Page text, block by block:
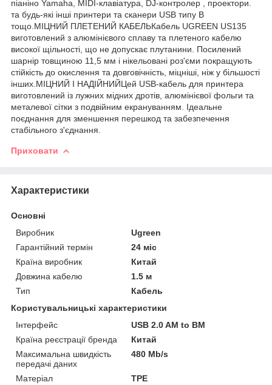
піаніно Yamaha, MIDI-клавіатура, DJ-контролер , проектори.
та будь-які інші принтери та сканери USB типу B
тощо.МІЦНИЙ ПЛЕТЕНИЙ КАБЕЛЬКабель UGREEN US135
виготовлений з алюмінієвого сплаву та плетеного кабелю
високої щільності, що не допускає плутанини. Посилений
шарнір товщиною 11,5 мм і нікельовані роз'єми покращують
стійкість до окислення та довговічність, міцніші, ніж у більшості
інших.МІЦНИЙ І НАДІЙНИЙЦей USB-кабель для принтера
виготовлений із лужних мідних дротів, алюмінієвої фольги та
металевої сітки з подвійним екрануванням. Ідеальне
поєднання для зменшення перешкод та забезпечення
стабільного з'єднання.
Приховати
Характеристики
Основні
Виробник
Ugreen
Гарантійний термін
24 міс
Країна виробник
Китай
Довжина кабелю
1.5 м
Тип
Кабель
Користувальницькі характеристики
Інтерфейс
USB 2.0 AM to BM
Країна реєстрації бренда
Китай
Максимальна швидкість
передачі даних
480 Mb/s
Матеріал
TPE